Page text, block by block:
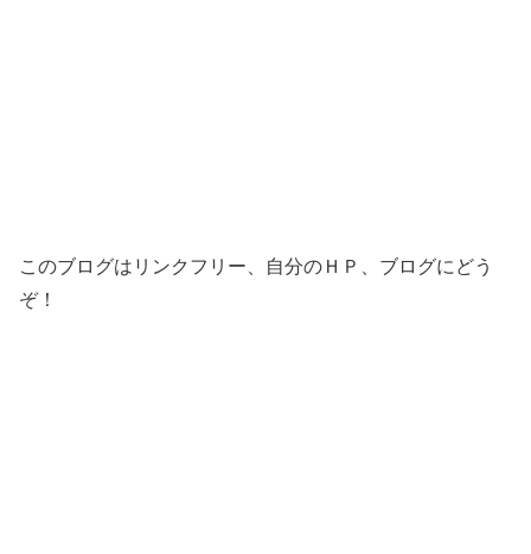
このブログはリンクフリー、自分のＨＰ、ブログにどう
ぞ！